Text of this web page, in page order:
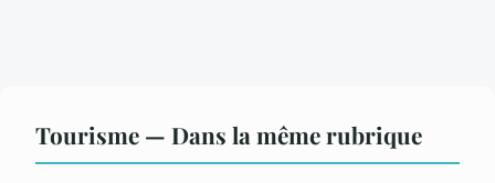
Tourisme — Dans la même rubrique